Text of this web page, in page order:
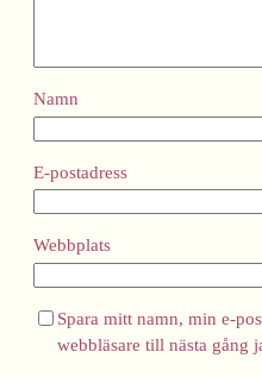
Namn
E-postadress
Webbplats
Spara mitt namn, min e-
webbläsare till nästa gång